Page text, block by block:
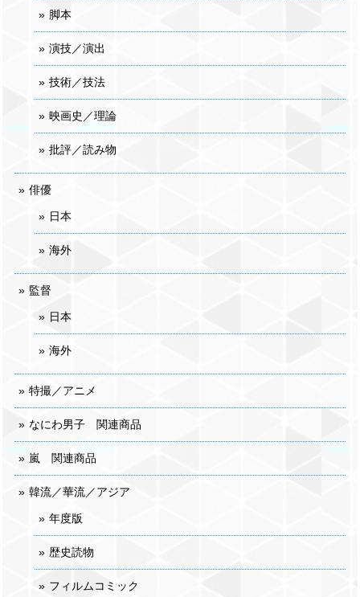
脚本
演技／演出
技術／技法
映画史／理論
批評／読み物
俳優
日本
海外
監督
日本
海外
特撮／アニメ
なにわ男子 関連商品
嵐 関連商品
韓流／華流／アジア
年度版
歴史読物
フィルムコミック